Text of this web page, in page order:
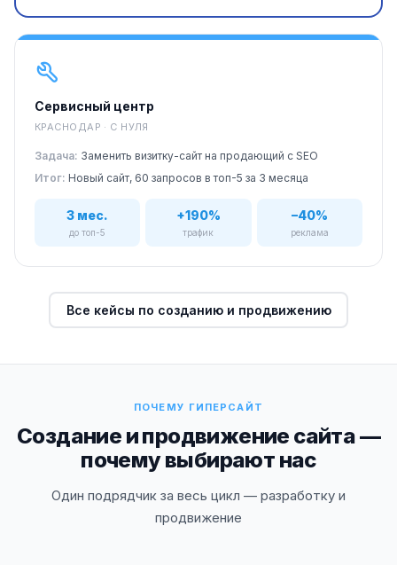
Сервисный центр
КРАСНОДАР · С НУЛЯ
Задача: Заменить визитку-сайт на продающий с SEO
Итог: Новый сайт, 60 запросов в топ-5 за 3 месяца
3 мес.
до топ-5
+190%
трафик
–40%
реклама
Все кейсы по созданию и продвижению
ПОЧЕМУ ГИПЕРСАЙТ
Создание и продвижение сайта —
почему выбирают нас
Один подрядчик за весь цикл — разработку и
продвижение